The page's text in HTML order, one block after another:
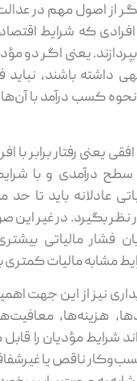
از اصول مهم در
که شرایط
یعنی اگر دو
داشته باشند،
نحوه کسب درآمد با
یعنی رفتار برابر با
درآمدی و با
عادلانه باید تا حد
نظر بگیرد. در غیر
فشار مالیاتی
مشابه مالیات کمتری
نیز از این جهت
هزینه‌ها،
شرایط مؤدیان را
ناقص یا